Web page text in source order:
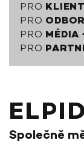
PRO
PRO
PRO MÉDIA
PRO
Společně